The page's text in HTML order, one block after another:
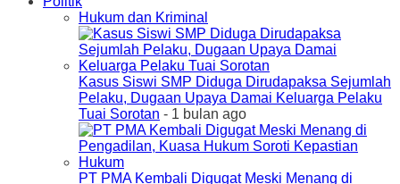
Hukum dan Kriminal
Kasus Siswi SMP Diduga Dirudapaksa Sejumlah
Pelaku, Dugaan Upaya Damai Keluarga Pelaku
Tuai Sorotan - 1 bulan ago
PT PMA Kembali Digugat Meski Menang di